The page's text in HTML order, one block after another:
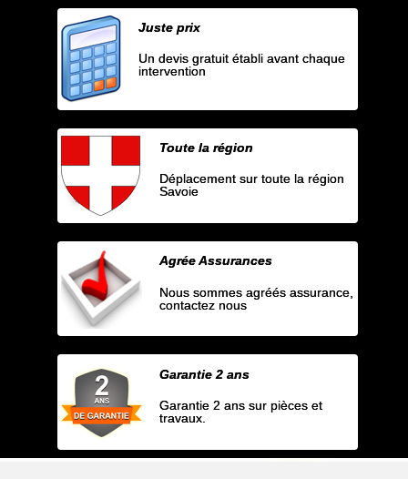
Juste prix
Un devis gratuit établi avant chaque
intervention
Toute la région
Déplacement sur toute la région
Savoie
Agrée Assurances
Nous sommes agréés assurance,
contactez nous
Garantie 2 ans
Garantie 2 ans sur pièces et
travaux.